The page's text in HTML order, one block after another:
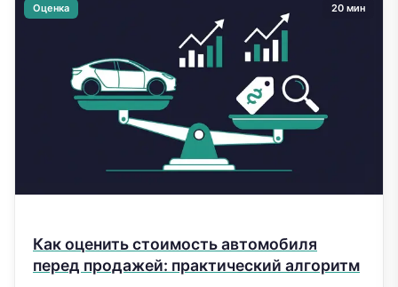
Оценка 20 мин
Как оценить стоимость автомобиля
перед продажей: практический алгоритм